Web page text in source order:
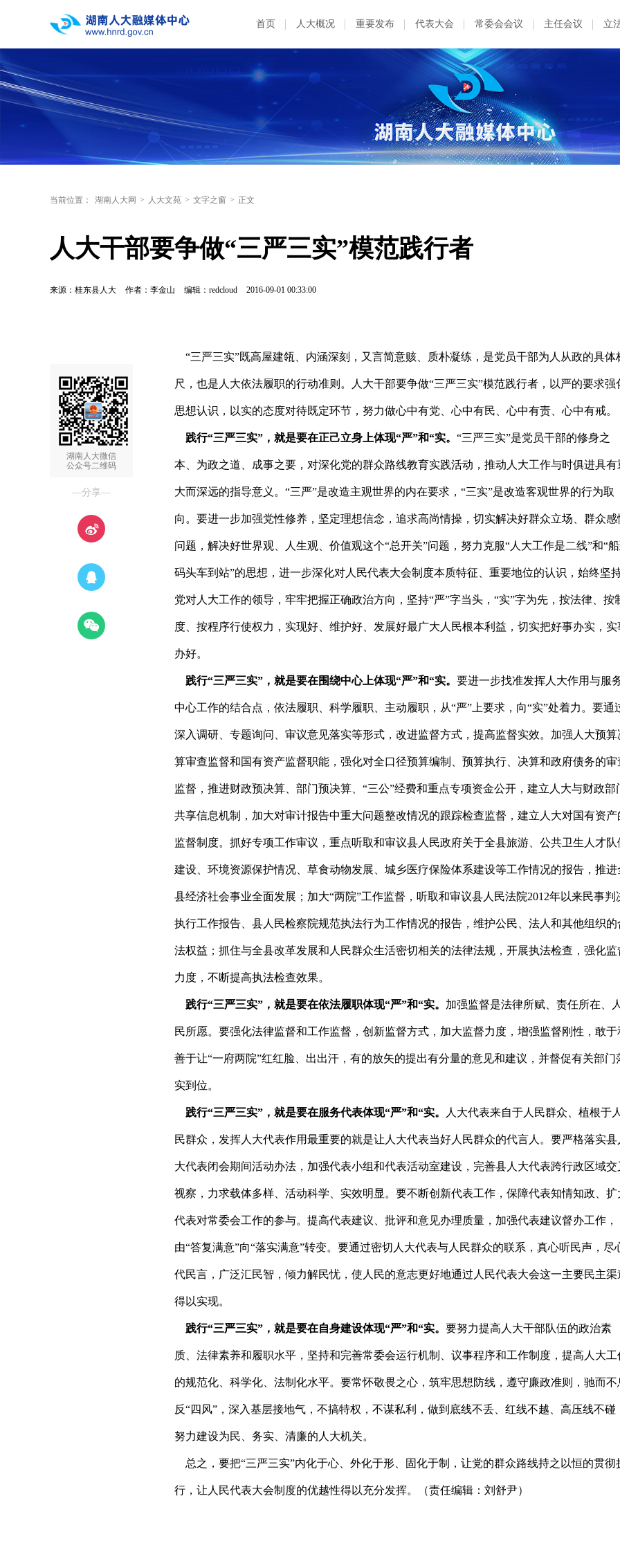
首页 人大概况 重要发布 代表大会 常委会会议 主任会议 立
当前位置： 湖南人大网 > 人大文苑 > 文字之窗 > 正文
人大干部要争做“三严三实”模范践行者
来源：桂东县人大 作者：李金山 编辑：redcloud 2016-09-01 00:33:00
湖南人大微信
公众号二维码
—分享—
“三严三实”既高屋建瓴、内涵深刻，又言简意赅、质朴凝练，是党员干部为人从政的具体
尺，也是人大依法履职的行动准则。人大干部要争做“三严三实”模范践行者，以严的要求强
思想认识，以实的态度对待既定环节，努力做心中有党、心中有民、心中有责、心中有戒。
践行“三严三实”，就是要在正己立身上体现“严”和“实。 “三严三实”是党员干部的修身之
本、为政之道、成事之要，对深化党的群众路线教育实践活动，推动人大工作与时俱进具有
大而深远的指导意义。“三严”是改造主观世界的内在要求，“三实”是改造客观世界的行为取
向。要进一步加强党性修养，坚定理想信念，追求高尚情操，切实解决好群众立场、群众感
问题，解决好世界观、人生观、价值观这个“总开关”问题，努力克服“人大工作是二线”和“船
码头车到站”的思想，进一步深化对人民代表大会制度本质特征、重要地位的认识，始终坚
党对人大工作的领导，牢牢把握正确政治方向，坚持“严”字当头，“实”字为先，按法律、按
度、按程序行使权力，实现好、维护好、发展好最广大人民根本利益，切实把好事办实，实
办好。
践行“三严三实”，就是要在围绕中心上体现“严”和“实。 要进一步找准发挥人大作用与服
中心工作的结合点，依法履职、科学履职、主动履职，从“严”上要求，向“实”处着力。要通
深入调研、专题询问、审议意见落实等形式，改进监督方式，提高监督实效。加强人大预算
算审查监督和国有资产监督职能，强化对全口径预算编制、预算执行、决算和政府债务的审
监督，推进财政预决算、部门预决算、“三公”经费和重点专项资金公开，建立人大与财政部
共享信息机制，加大对审计报告中重大问题整改情况的跟踪检查监督，建立人大对国有资产
监督制度。抓好专项工作审议，重点听取和审议县人民政府关于全县旅游、公共卫生人才队
建设、环境资源保护情况、草食动物发展、城乡医疗保险体系建设等工作情况的报告，推进
县经济社会事业全面发展；加大“两院”工作监督，听取和审议县人民法院2012年以来民事判
执行工作报告、县人民检察院规范执法行为工作情况的报告，维护公民、法人和其他组织的
法权益；抓住与全县改革发展和人民群众生活密切相关的法律法规，开展执法检查，强化监
力度，不断提高执法检查效果。
践行“三严三实”，就是要在依法履职体现“严”和“实。 加强监督是法律所赋、责任所在、人
民所愿。要强化法律监督和工作监督，创新监督方式，加大监督力度，增强监督刚性，敢于
善于让“一府两院”红红脸、出出汗，有的放矢的提出有分量的意见和建议，并督促有关部门
实到位。
践行“三严三实”，就是要在服务代表体现“严”和“实。 人大代表来自于人民群众、植根于人
民群众，发挥人大代表作用最重要的就是让人大代表当好人民群众的代言人。要严格落实县
大代表闭会期间活动办法，加强代表小组和代表活动室建设，完善县人大代表跨行政区域交
视察，力求载体多样、活动科学、实效明显。要不断创新代表工作，保障代表知情知政、扩
代表对常委会工作的参与。提高代表建议、批评和意见办理质量，加强代表建议督办工作，
由“答复满意”向“落实满意”转变。要通过密切人大代表与人民群众的联系，真心听民声，尽
代民言，广泛汇民智，倾力解民忧，使人民的意志更好地通过人民代表大会这一主要民主渠
得以实现。
践行“三严三实”，就是要在自身建设体现“严”和“实。 要努力提高人大干部队伍的政治素
质、法律素养和履职水平，坚持和完善常委会运行机制、议事程序和工作制度，提高人大工
的规范化、科学化、法制化水平。要常怀敬畏之心，筑牢思想防线，遵守廉政准则，驰而不
反“四风”，深入基层接地气，不搞特权，不谋私利，做到底线不丢、红线不越、高压线不碰
努力建设为民、务实、清廉的人大机关。
总之，要把“三严三实”内化于心、外化于形、固化于制，让党的群众路线持之以恒的贯彻
行，让人民代表大会制度的优越性得以充分发挥。（责任编辑：刘舒尹）